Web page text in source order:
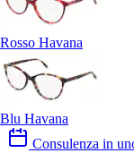
Rosso Havana
Blu Havana
Consulenza in